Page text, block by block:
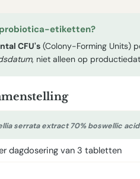
probiotica-etiketten?
CFU's (Colony-Forming Units)
, niet alleen op
dagdosering van 3 tabletten
serrata extract 70% boswellic acid